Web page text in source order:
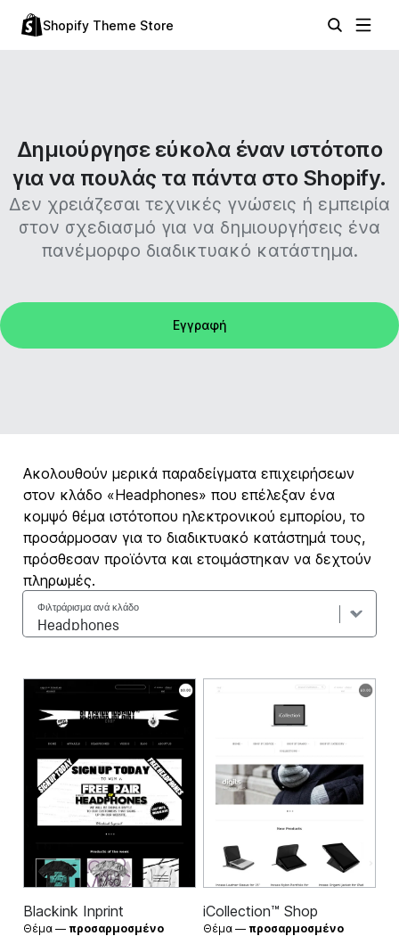
Shopify Theme Store
Δημιούργησε εύκολα έναν ιστότοπο
για να πουλάς τα πάντα στο Shopify.
Δεν χρειάζεσαι τεχνικές γνώσεις ή εμπειρία
στον σχεδιασμό για να δημιουργήσεις ένα
πανέμορφο διαδικτυακό κατάστημα.
Εγγραφή
Ακολουθούν μερικά παραδείγματα επιχειρήσεων
στον κλάδο «Headphones» που επέλεξαν ένα
κομψό θέμα ιστότοπου ηλεκτρονικού εμπορίου, το
προσάρμοσαν για το διαδικτυακό κατάστημά τους,
πρόσθεσαν προϊόντα και ετοιμάστηκαν να δεχτούν
πληρωμές.
Φιλτράρισμα ανά κλάδο
Blackink Inprint
Θέμα — προσαρμοσμένο
iCollection™ Shop
Θέμα — προσαρμοσμένο